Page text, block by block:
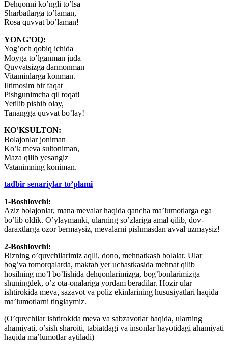
Dehqonni ko’ngli to’lsa
Sharbatlarga to’laman,
Rosa quvvat bo’laman!
YONG’OQ:
Yog’och qobiq ichida
Moyga to’lganman juda
Quvvatsizga darmonman
Vitaminlarga konman.
Iltimosim bir faqat
Pishgunimcha qil toqat!
Yetilib pishib olay,
Tanangga quvvat bo’lay!
KO’KSULTON:
Bolajonlar joniman
Ko’k meva sultoniman,
Maza qilib yesangiz
Vatanimning koniman.
tadbir senariylar to’plami
1-Boshlovchi:
Aziz bolajonlar, mana mevalar haqida qancha ma’lumotlarga ega
bo’lib oldik. O’ylaymanki, ularning so’zlariga amal qilib, dov-
daraxtlarga ozor bermaysiz, mevalarni pishmasdan avval uzmaysiz!
2-Boshlovchi:
Bizning o’quvchilarimiz aqlli, dono, mehnatkash bolalar. Ular
bog’va tomorqalarda, maktab yer uchastkasida mehnat qilib
hosilning mo’l bo’lishida dehqonlarimizga, bog’bonlarimizga
shuningdek, o’z ota-onalariga yordam beradilar. Hozir ular
ishtirokida meva, sazavot va poliz ekinlarining hususiyatlari haqida
ma’lumotlarni tinglaymiz.
(O’quvchilar ishtirokida meva va sabzavotlar haqida, ularning
ahamiyati, o’sish sharoiti, tabiatdagi va insonlar hayotidagi ahamiyati
haqida ma’lumotlar aytiladi)